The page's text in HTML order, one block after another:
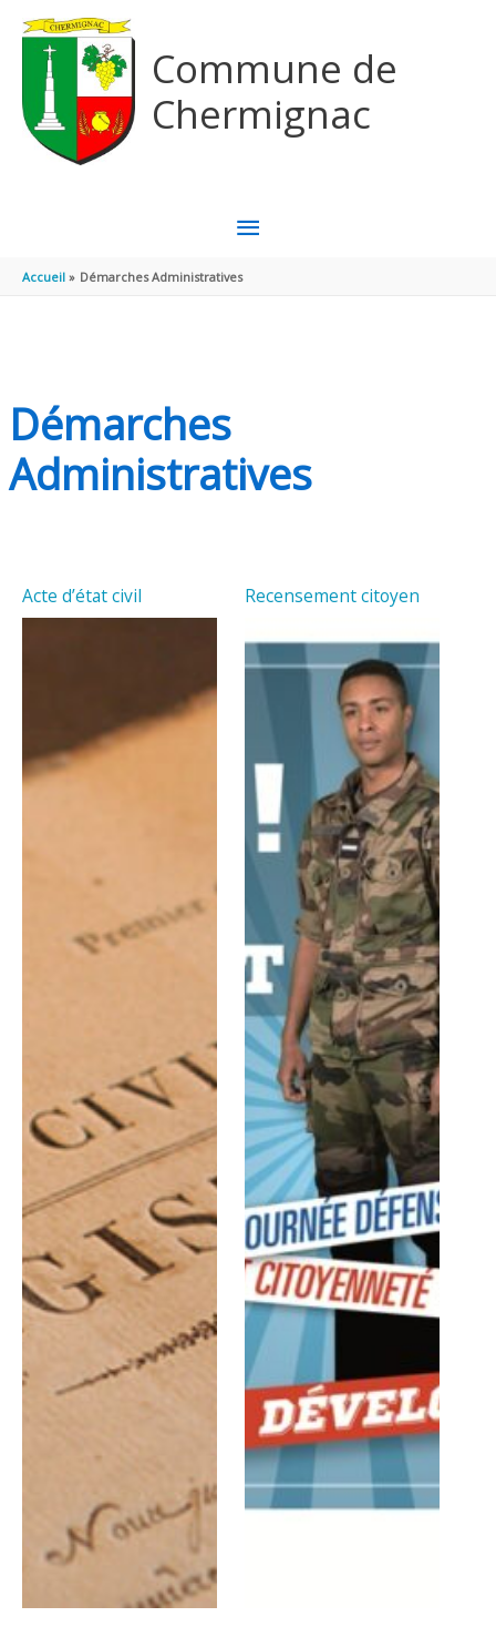
Commune de
Chermignac
MENU
PRINCIPAL
Accueil Démarches Administratives
Démarches
Administratives
Acte d’état civil Recensement citoyen